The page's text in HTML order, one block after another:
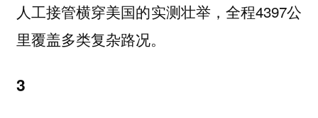
人工接管横穿美国的实测壮举，全程4397公
里覆盖多类复杂路况。
3